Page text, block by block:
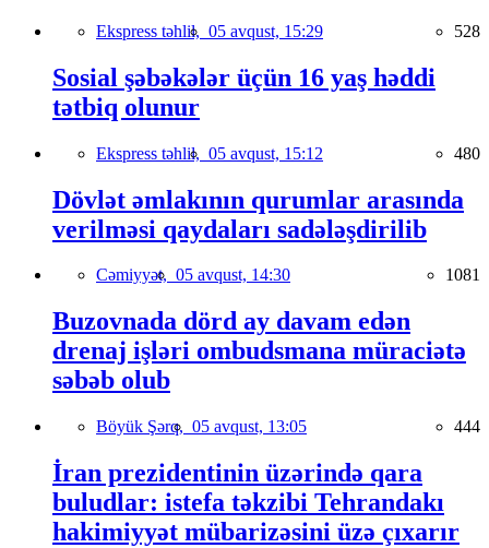
Ekspress təhlil, 05 avqust, 15:29 528
Sosial şəbəkələr üçün 16 yaş həddi
tətbiq olunur
Ekspress təhlil, 05 avqust, 15:12 480
Dövlət əmlakının qurumlar arasında
verilməsi qaydaları sadələşdirilib
Cəmiyyət, 05 avqust, 14:30 1081
Buzovnada dörd ay davam edən
drenaj işləri ombudsmana müraciətə
səbəb olub
Böyük Şərq, 05 avqust, 13:05 444
İran prezidentinin üzərində qara
buludlar: istefa təkzibi Tehrandakı
hakimiyyət mübarizəsini üzə çıxarır